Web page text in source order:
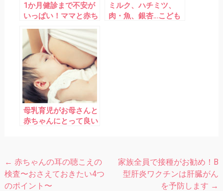
1か月健診まで不安が
いっぱい！ママと赤ち
つのこと
ミルク、ハチミツ、
肉・魚、銀杏…こども
母乳育児がお母さんと
赤ちゃんにとって良い
投
稿
← 赤ちゃんの耳の聴こえの
検査〜おさえておきたい4つ
のポイント〜
家族全員で接種がお勧め！B
型肝炎ワクチンは肝臓がん
を予防します →